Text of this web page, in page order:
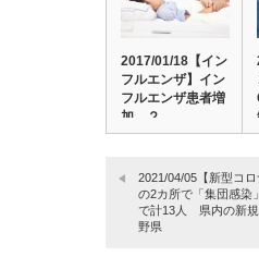
2017/01/18【イン
フルエンザ】イン
フルエンザ患者増
加 ２…
2021/04/05【新型コ
の2カ所で「集団感
で計13人 県内の新
野県